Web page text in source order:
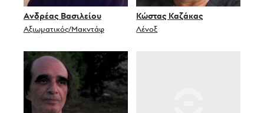
Ανδρέας Βασιλείου
Αξιωματικός/Μακντάφ
Κώστας Καζάκας
Λένοξ